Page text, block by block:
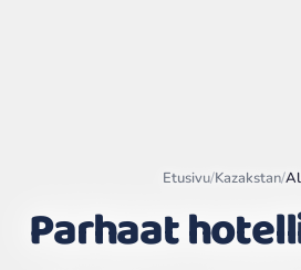
Leaflet|©
Etusivu/Kazakstan/
Parhaat